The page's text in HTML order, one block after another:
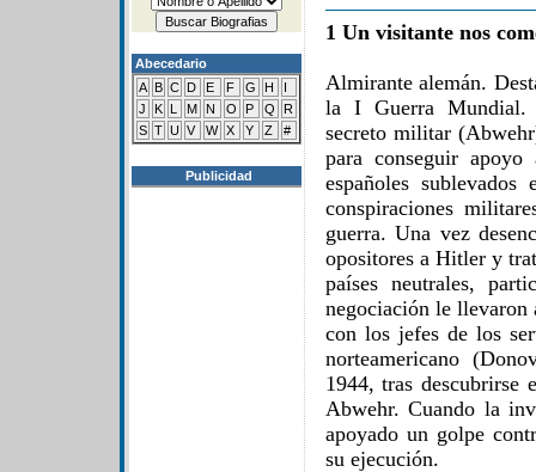
Abecedario
A B C D E F G H
I
J
K L M N O P Q
R
S T U V W X Y Z #
Publicidad
1 Un visitante nos
Almirante alemán.
la I Guerra Mundial.
secreto militar
para conseguir
españoles
conspiraciones
guerra. Una vez
opositores a Hitler y
países neutrales,
negociación le llevaron
con los jefes de los
norteamericano
1944, tras descubrirse
Abwehr. Cuando la
apoyado un golpe
su ejecución.